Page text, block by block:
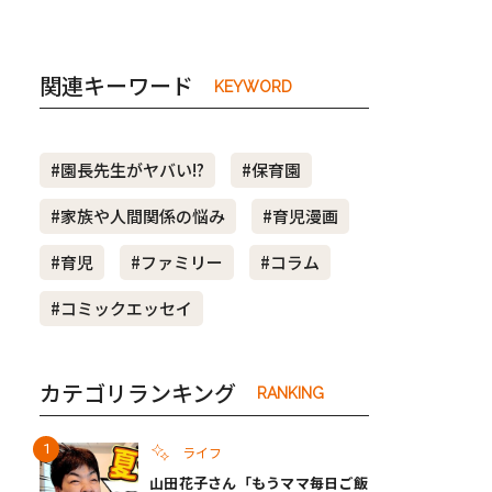
関連キーワード KEYWORD
#園長先生がヤバい!?
#保育園
#家族や人間関係の悩み
#育児漫画
#育児
#ファミリー
#コラム
#コミックエッセイ
カテゴリランキング RANKING
ライフ
山田花子さん「もうママ毎日ご飯